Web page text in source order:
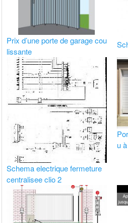
Prix d’une porte de garage cou
lissante
Schema electrique fermeture
centralisee clio 2
u